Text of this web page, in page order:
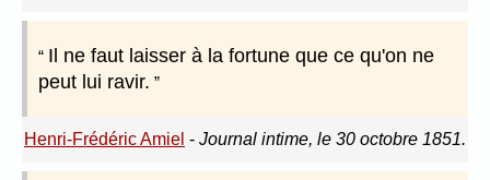
Il ne faut laisser à la fortune que ce qu'on ne
peut lui ravir.
Henri-Frédéric Amiel - Journal intime, le 30 octobre 1851.